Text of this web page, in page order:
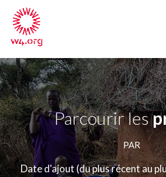
Parcourir les
PAR
Date d'ajout (du plus récent au